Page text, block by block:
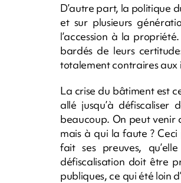
D’autre part, la politique
et sur plusieurs
l’accession à la
bardés de leurs
totalement contraires
La crise du bâtiment est
allé jusqu’à
beaucoup. On peut venir
mais à qui la faute ?
fait ses preuves,
défiscalisation doit être
publiques, ce qui été loin